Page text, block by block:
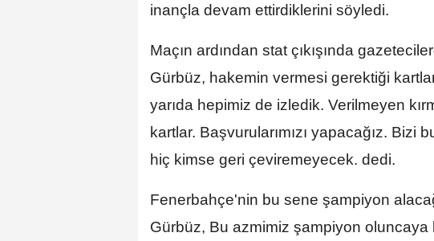
inançla devam ettirdiklerini söyledi.
Maçın ardından stat çıkışında
Gürbüz, hakemin vermesi gerektiği
yarıda hepimiz de izledik. Verilmeyen
kartlar. Başvurularımızı yapacağız. Bizi
hiç kimse geri çeviremeyecek. dedi.
Fenerbahçe'nin bu sene şampiyon
Gürbüz, Bu azmimiz şampiyon